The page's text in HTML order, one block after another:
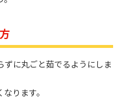
に丸ごと茹でるようにしま
ります。